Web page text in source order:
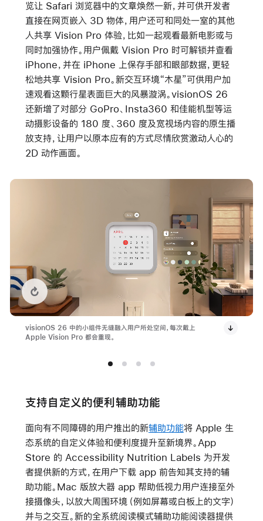
览让 Safari 浏览器中的文章焕然一新，并可供开发者
直接在网页嵌入 3D 物体，用户还可和同处一室的其他
人共享 Vision Pro 体验，比如一起观看最新电影或与
同时加强协作。用户佩戴 Vision Pro 时可解锁并查看
iPhone，并在 iPhone 上保存手部和眼部数据，更轻
松地共享 Vision Pro。新交互环境“木星”可供用户加
速观看这颗行星表面巨大的风暴漩涡。visionOS 26
还新增了对部分 GoPro、Insta360 和佳能机型等运
动摄影设备的 180 度、360 度及宽视场内容的原生播
放支持，让用户以原本应有的方式尽情欣赏激动人心的
2D 动作画面。
Replay video: visionOS 26 中的小组件
visionOS 26 中的小组件无缝融入用户所处空间，每次戴上
Apple Vision Pro 都会重现。
的原生播放功能
支持自定义的便利辅助功能
面向有不同障碍的用户推出的新辅助功能将 Apple 生
态系统的自定义体验和便利度提升至新境界。App
Store 的 Accessibility Nutrition Labels 为开发
者提供新的方式，在用户下载 app 前告知其支持的辅
助功能。Mac 版放大器 app 帮助低视力用户连接至外
接摄像头，以放大周围环境（例如屏幕或白板上的文字）
并与之交互。新的全系统阅读模式辅助功能阅读器提供